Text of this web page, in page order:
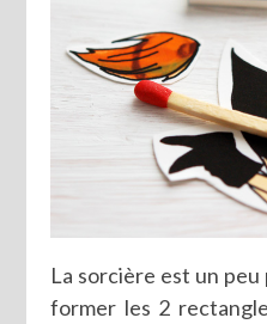
La sorcière est un
former les 2